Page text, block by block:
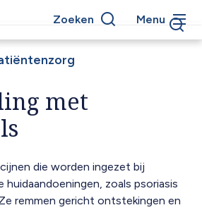
Zoeken Menu
met
die worden ingezet bij
huidaandoeningen, zoals psoriasis
remmen gericht ontstekingen en